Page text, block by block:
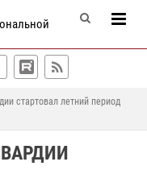
стартовал летний период